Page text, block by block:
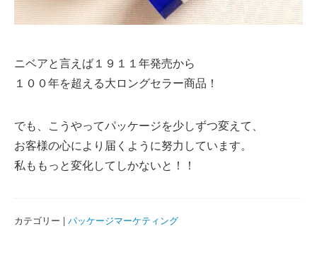
ニベアと言えば１９１１年発売から
１００年を超える大ロングセラー商品！
でも、こうやってパッケージを少しずつ変えて、
お客様の心により届くように努力しています。
私ももっと変化してしかないと！！
カテゴリー | パッケージマーケティング